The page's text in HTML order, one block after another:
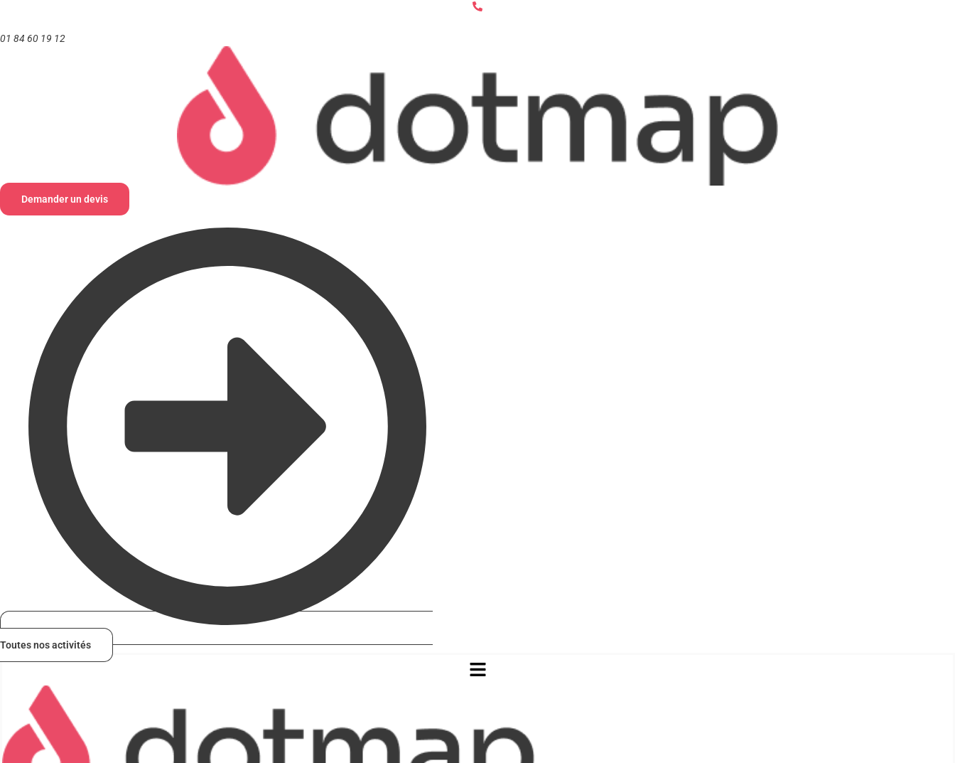
contenu
01 84 60 19 12
Demander un devis
Toutes nos activités